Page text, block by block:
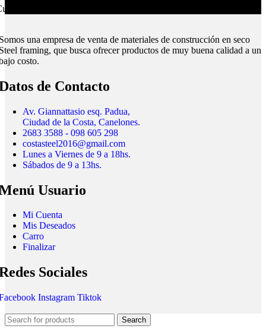
todo el país.
una empresa de venta de materiales de construcción en seco
framing, que busca ofrecer productos de muy buena calidad a un
costo.
de Contacto
Av. Giannattasio esq. Padua,
Ciudad de la Costa, Canelones.
2683 3588 - 098 605 298
costasteel2016@gmail.com
Lunes a Viernes de 9 a 18hs.
Sábados de 9 a 13hs.
Usuario
Mi Cuenta
Mis Deseados
Carro
Finalizar
Sociales
Instagram Tiktok
Search